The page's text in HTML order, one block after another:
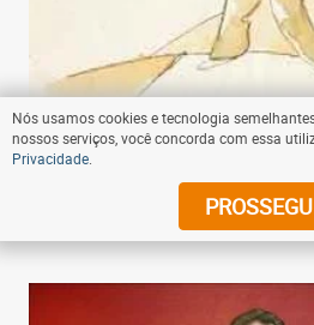
06:00 - 28/04/2023
Clássico 'O pequeno
muito além dos clichês
Nós usamos cookies e tecnologia
nossos serviços, você concorda com essa
Privacidade